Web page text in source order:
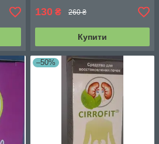
130 ₴ 260 ₴
Купити
–50%